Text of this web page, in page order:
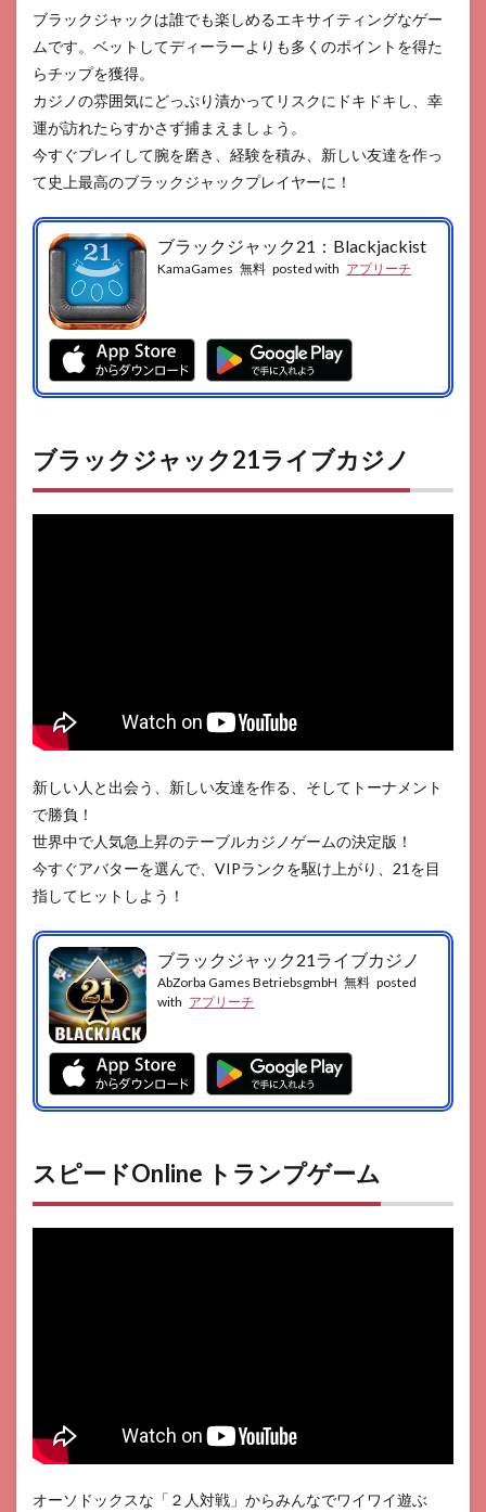
ブラックジャックは誰でも楽しめるエキサイティングなゲー
ムです。ベットしてディーラーよりも多くのポイントを得た
らチップを獲得。
カジノの雰囲気にどっぷり漬かってリスクにドキドキし、幸
運が訪れたらすかさず捕まえましょう。
今すぐプレイして腕を磨き、経験を積み、新しい友達を作っ
て史上最高のブラックジャックプレイヤーに！
ブラックジャック21：Blackjackist
KamaGames 無料 posted with アプリーチ
ブラックジャック21ライブカジノ
新しい人と出会う、新しい友達を作る、そしてトーナメント
で勝負！
世界中で人気急上昇のテーブルカジノゲームの決定版！
今すぐアバターを選んで、VIPランクを駆け上がり、21を目
指してヒットしよう！
ブラックジャック21ライブカジノ
AbZorba Games BetriebsgmbH 無料 posted
with アプリーチ
スピードOnline トランプゲーム
オーソドックスな「２人対戦」からみんなでワイワイ遊ぶ